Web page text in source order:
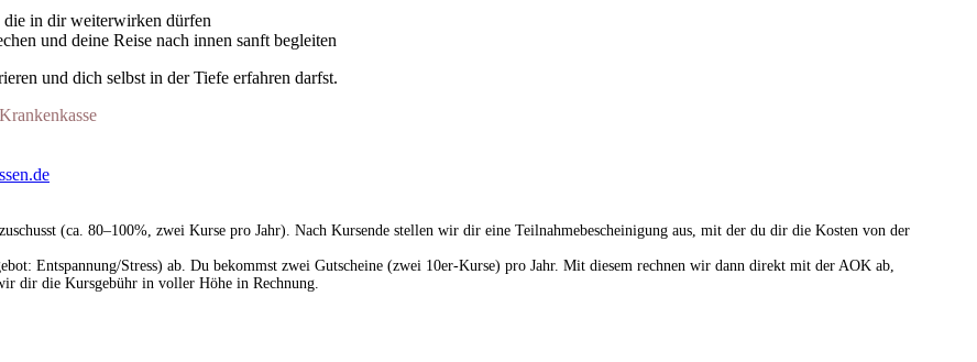
die in dir weiterwirken dürfen
und deine Reise nach innen sanft begleiten
und dich selbst in der Tiefe erfahren darfst.
(ca. 80–100%, zwei Kurse pro Jahr). Nach Kursende stellen wir dir eine Teilnahmebescheinigung aus, mit der du dir die Kosten von der
Entspannung/Stress) ab. Du bekommst zwei Gutscheine (zwei 10er-Kurse) pro Jahr. Mit diesem rechnen wir dann direkt mit der AOK ab,
dir die Kursgebühr in voller Höhe in Rechnung.